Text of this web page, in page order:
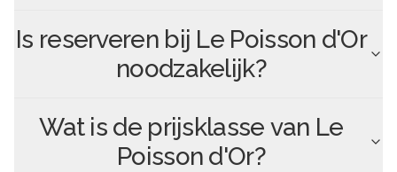
Is reserveren bij Le Poisson d'Or
noodzakelijk?
Wat is de prijsklasse van Le
Poisson d'Or?